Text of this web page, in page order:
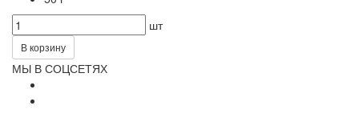
шт
В корзину
МЫ В СОЦСЕТЯХ